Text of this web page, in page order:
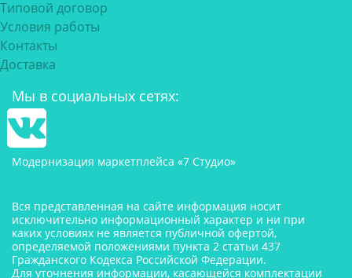
Типовой договор
Условия работы
Контакты
Доставка
Мы в социальных сетях:
Модернизация маркетплейса «7 Студио»
Вся представленная на сайте информация носит
исключительно информационный характер и ни при
каких условиях не является публичной офертой,
определяемой положениями пункта 2 статьи 437
Гражданского Кодекса Российской Федерации.
Для уточнения информации, касающейся комплектации